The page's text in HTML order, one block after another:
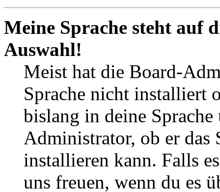
Meine Sprache steht auf
Auswahl!
Meist hat die Board-
Sprache nicht installiert
bislang in deine
Administrator, ob er das
installieren kann. Falls
uns freuen, wenn du es